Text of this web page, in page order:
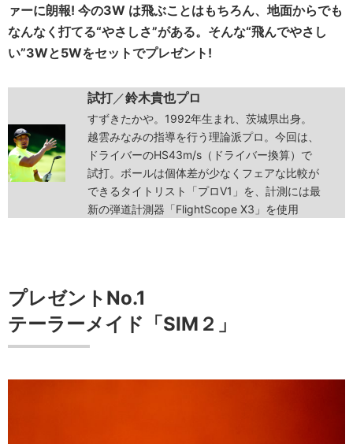
ァーに朗報! 今の3W は飛ぶことはもちろん、地面からでも
なんなく打てる“やさしさ”がある。そんな“飛んでやさし
い”3Wと5Wをセットでプレゼント!
試打／鈴木貴也プロ
すずきたかや。1992年生まれ、茨城県出身。
越雲みなみの指導を行う理論派プロ。今回は、
ドライバーのHS43m/s（ドライバー換算）で
試打。ボールは個体差が少なくフェアな比較が
できるタイトリスト「プロV1」を、計測には最
新の弾道計測器「FlightScope X3」を使用
プレゼントNo.1
テーラーメイド「SIM２」